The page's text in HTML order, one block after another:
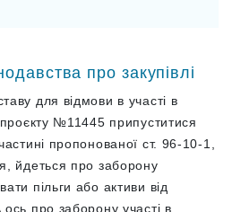
про закупівлі
для відмови в участі в
№11445 припуститися
пропонованої ст. 96-10-1,
йдеться про заборону
пільги або активи від
про заборону участі в